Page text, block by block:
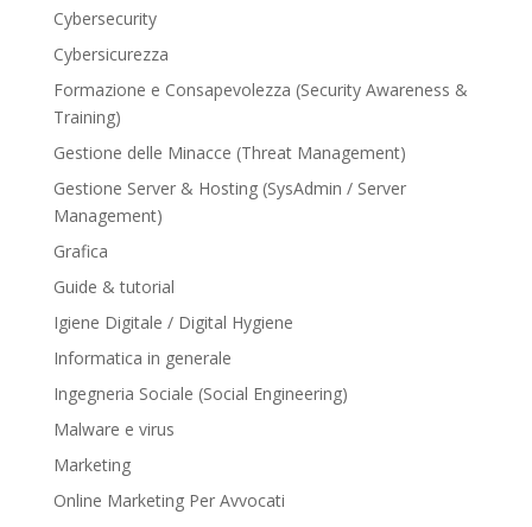
Cybersecurity
Cybersicurezza
Formazione e Consapevolezza (Security Awareness &
Training)
Gestione delle Minacce (Threat Management)
Gestione Server & Hosting (SysAdmin / Server
Management)
Grafica
Guide & tutorial
Igiene Digitale / Digital Hygiene
Informatica in generale
Ingegneria Sociale (Social Engineering)
Malware e virus
Marketing
Online Marketing Per Avvocati